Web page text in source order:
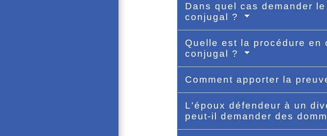
Dans quel cas demander
conjugal ?
Quelle est la procédure
conjugal ?
Comment apporter la
L'époux défendeur à un
peut-il demander des